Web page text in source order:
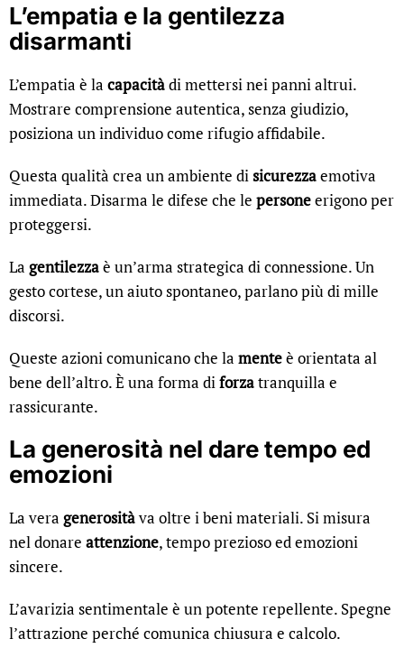
L’empatia e la gentilezza
disarmanti
L’empatia è la capacitàdi mettersi nei panni altrui.
Mostrare comprensione autentica, senza giudizio,
posiziona un individuo come rifugio affidabile.
Questa qualità crea un ambiente di sicurezzaemotiva
immediata. Disarma le difese che le personeerigono per
proteggersi.
La gentilezzaè un’arma strategica di connessione. Un
gesto cortese, un aiuto spontaneo, parlano più di mille
discorsi.
Queste azioni comunicano che la menteè orientata al
bene dell’altro. È una forma di forzatranquilla e
rassicurante.
La generosità nel dare tempo ed
emozioni
La vera generositàva oltre i beni materiali. Si misura
nel donare attenzione, tempo prezioso ed emozioni
sincere.
L’avarizia sentimentale è un potente repellente. Spegne
l’attrazione perché comunica chiusura e calcolo.